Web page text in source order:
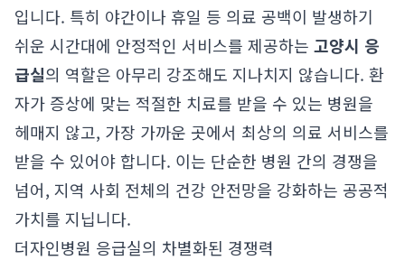
입니다. 특히 야간이나 휴일 등 의료 공백이 발생하기
쉬운 시간대에 안정적인 서비스를 제공하는 고양시 응
급실의 역할은 아무리 강조해도 지나치지 않습니다. 환
자가 증상에 맞는 적절한 치료를 받을 수 있는 병원을
헤매지 않고, 가장 가까운 곳에서 최상의 의료 서비스를
받을 수 있어야 합니다. 이는 단순한 병원 간의 경쟁을
넘어, 지역 사회 전체의 건강 안전망을 강화하는 공공적
가치를 지닙니다.
더자인병원 응급실의 차별화된 경쟁력